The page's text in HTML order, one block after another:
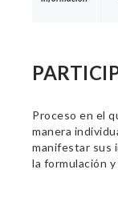
Proceso en el
manera
manifestar sus
la formulación